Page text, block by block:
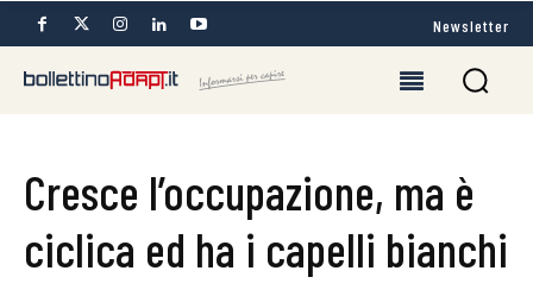
Newsletter
Cresce l’occupazione, ma è
ciclica ed ha i capelli bianchi